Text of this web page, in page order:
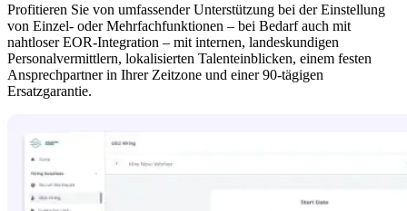
Profitieren Sie von umfassender Unterstützung bei der Einstellung
von Einzel- oder Mehrfachfunktionen – bei Bedarf auch mit
nahtloser EOR-Integration – mit internen, landeskundigen
Personalvermittlern, lokalisierten Talenteinblicken, einem festen
Ansprechpartner in Ihrer Zeitzone und einer 90-tägigen
Ersatzgarantie.